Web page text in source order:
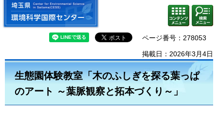
埼玉県 環境科学国際センター
コンテ
ンツメ
ニュー
検索・
共通メ
ニュー
ページ番号：278053
掲載日：2026年3月4日
生態園体験教室「木のふしぎを探る葉っぱ
のアート ～葉脈観察と拓本づくり～」